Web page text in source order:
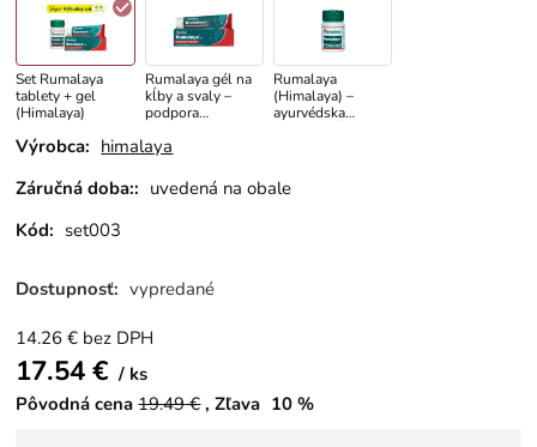
Set Rumalaya
tablety + gel
(Himalaya)
Rumalaya gél na
kĺby a svaly –
podpora
Rumalaya
(Himalaya) –
ayurvédska
Výrobca: himalaya
Záručná doba:: uvedená na obale
Kód: set003
Dostupnosť: vypredané
14.26 € bez DPH
17.54€
ks
Pôvodná cena 19.49€ Zľava 10 %